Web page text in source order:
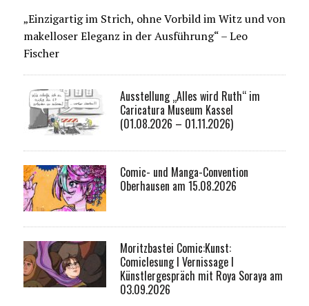
„Einzigartig im Strich, ohne Vorbild im Witz und von
makelloser Eleganz in der Ausführung“ – Leo
Fischer
Ausstellung „Alles wird Ruth“ im
Caricatura Museum Kassel
(01.08.2026 – 01.11.2026)
Comic- und Manga-Convention
Oberhausen am 15.08.2026
Moritzbastei Comic:Kunst:
Comiclesung I Vernissage I
Künstlergespräch mit Roya Soraya am
03.09.2026